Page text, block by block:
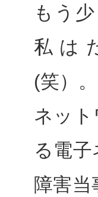
もう
私は
(笑）
ネッ
る電
障害